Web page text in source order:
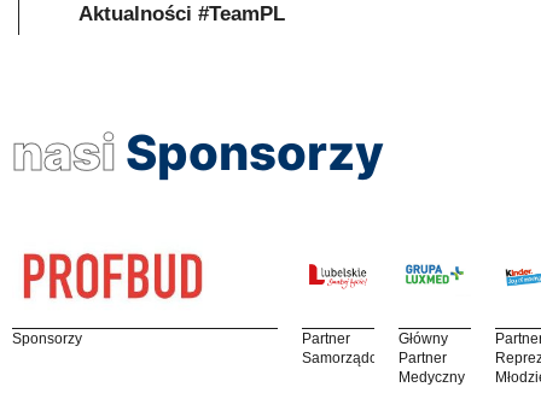
Aktualności #TeamPL
nasi Sponsorzy
Sponsorzy
Partner
Samorządowy
Główny
Partner
Medyczny